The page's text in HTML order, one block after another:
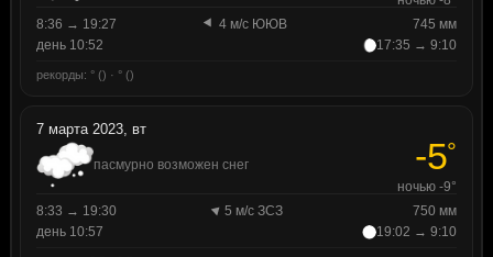
8:36 → 19:27
4 м/с ЮЮВ
745 мм
день 10:52
17:35 → 9:10
рекорды: ° () · ° ()
7 марта 2023, вт
пасмурно возможен снег -5°
ночью -9°
8:33 → 19:30
5 м/с ЗСЗ
750 мм
день 10:57
19:02 → 9:10